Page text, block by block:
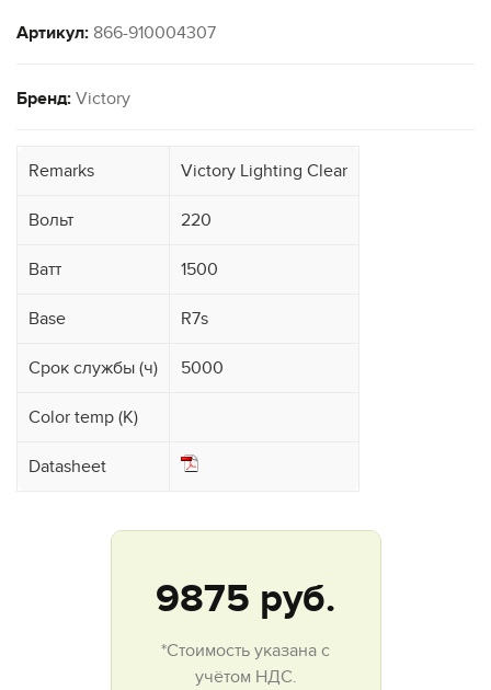
Артикул: 866-910004307
Бренд: Victory
Remarks Victory Lighting Clear
Вольт 220
Ватт 1500
Base R7s
Срок службы (ч) 5000
Color temp (K)
Datasheet
9875 руб.
*Стоимость указана с
учётом НДС.